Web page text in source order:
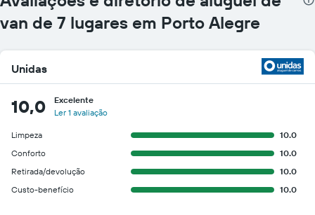
van de 7 lugares em Porto Alegre
Unidas
10,0
Excelente
Ler 1 avaliação
Limpeza
10.0
Conforto
10.0
Retirada/devolução
10.0
Custo-benefício
10.0